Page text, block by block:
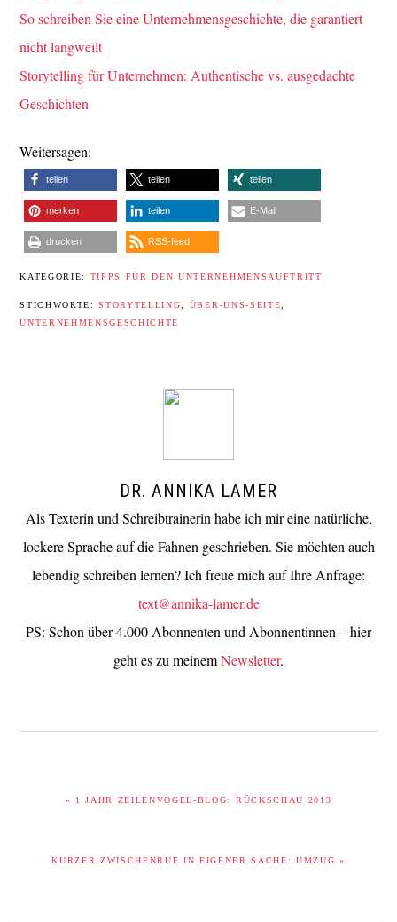
So schreiben Sie eine Unternehmensgeschichte, die garantiert
nicht langweilt
Storytelling für Unternehmen: Authentische vs. ausgedachte
Geschichten
Weitersagen:
teilen teilen teilen
merken teilen E-Mail
drucken RSS-feed
KATEGORIE: TIPPS FÜR DEN UNTERNEHMENSAUFTRITT
STICHWORTE:STORYTELLING ÜBER-UNS-SEITE
UNTERNEHMENSGESCHICHTE
DR. ANNIKA LAMER
Als Texterin und Schreibtrainerin habe ich mir eine natürliche,
lockere Sprache auf die Fahnen geschrieben. Sie möchten auch
lebendig schreiben lernen? Ich freue mich auf Ihre Anfrage:
text@annika-lamer.de
PS: Schon über 4.000 Abonnenten und Abonnentinnen – hier
geht es zu meinemNewsletter.
BEITRAG:
« 1 JAHR ZEILENVOGEL-BLOG: RÜCKSCHAU 2013
BEITRAG:
KURZER ZWISCHENRUF IN EIGENER SACHE: UMZUG »